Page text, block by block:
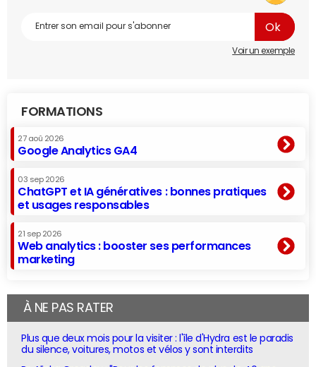
Voir un exemple
FORMATIONS
27 aoû 2026
Google Analytics GA4
03 sep 2026
ChatGPT et IA génératives : bonnes pratiques
et usages responsables
21 sep 2026
Web analytics : booster ses performances
marketing
À NE PAS RATER
Plus que deux mois pour la visiter : l'île d'Hydra est le paradis
du silence, voitures, motos et vélos y sont interdits